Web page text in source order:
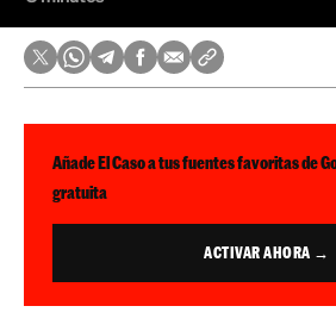
Añade El Caso a tus fuentes favoritas de
gratuita
ACTIVAR AHORA →